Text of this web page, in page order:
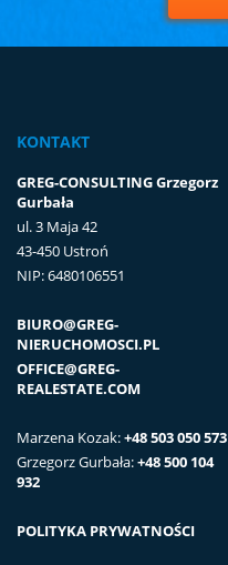
KONTAKT
GREG-CONSULTING Grzegorz
Gurbała
ul. 3 Maja 42
43-450 Ustroń
NIP: 6480106551
BIURO@GREG-
NIERUCHOMOSCI.PL
OFFICE@GREG-
REALESTATE.COM
Marzena Kozak:+48 503 050 573
Grzegorz Gurbała:+48 500 104
932
POLITYKA PRYWATNOŚCI